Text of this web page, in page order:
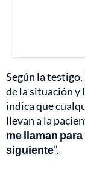
Según la
de la situación y
indica que
llevan a la
me llaman
siguiente”.